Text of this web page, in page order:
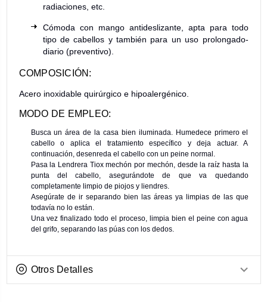
radiaciones, etc.
Cómoda con mango antideslizante, apta para todo
tipo de cabellos y también para un uso prolongado-
diario (preventivo).
COMPOSICIÓN:
Acero inoxidable quirúrgico e hipoalergénico.
MODO DE EMPLEO:
Busca un área de la casa bien iluminada. Humedece primero el
cabello o aplica el tratamiento específico y deja actuar. A
continuación, desenreda el cabello con un peine normal.
Pasa la Lendrera Tiox mechón por mechón, desde la raíz hasta la
punta del cabello, asegurándote de que va quedando
completamente limpio de piojos y liendres.
Asegúrate de ir separando bien las áreas ya limpias de las que
todavía no lo están.
Una vez finalizado todo el proceso, limpia bien el peine con agua
del grifo, separando las púas con los dedos.
Otros Detalles